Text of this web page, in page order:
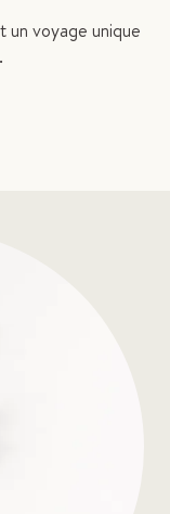
un voyage unique